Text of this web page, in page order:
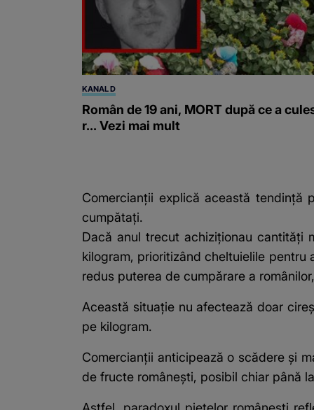
KANAL D
Român de 19 ani, MORT după ce a
r... Vezi mai mult
Comercianții explică această
cumpătați.
Dacă anul trecut achiziționau cantități
kilogram, prioritizând cheltuielile pentru
redus puterea de cumpărare a
Această situație nu afectează doar
pe kilogram.
Comercianții anticipează o scădere și
de fructe românești, posibil chiar până